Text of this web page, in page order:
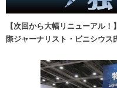
【次回から大幅リニューアル
際ジャーナリスト・ビニシウス